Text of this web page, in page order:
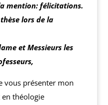
mention: félicitations.
lors de la
et Messieurs les
vous présenter mon
théologie